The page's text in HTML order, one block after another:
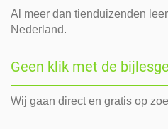
Al meer dan tienduizenden
Nederland.
Geen klik met de
Wij gaan direct en gratis op